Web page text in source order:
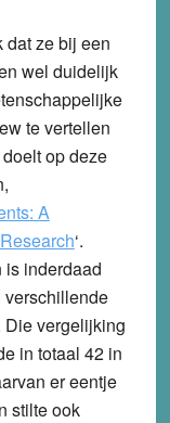
dat ze bij een
wel duidelijk
te vertellen
op deze
A
‘.
is inderdaad
verschillende
Die vergelijking
in totaal 42 in
er eentje
stilte ook